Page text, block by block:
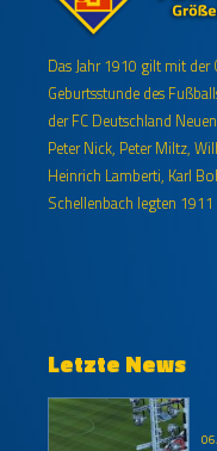
Das Jahr 1910 gilt mit der
Geburtsstunde des
der FC Deutschland
Peter Nick, Peter Miltz,
Heinrich Lamberti, Karl
Schellenbach legten
Letzte News